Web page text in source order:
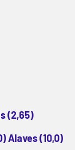
(2,65)
Alaves (10,0)